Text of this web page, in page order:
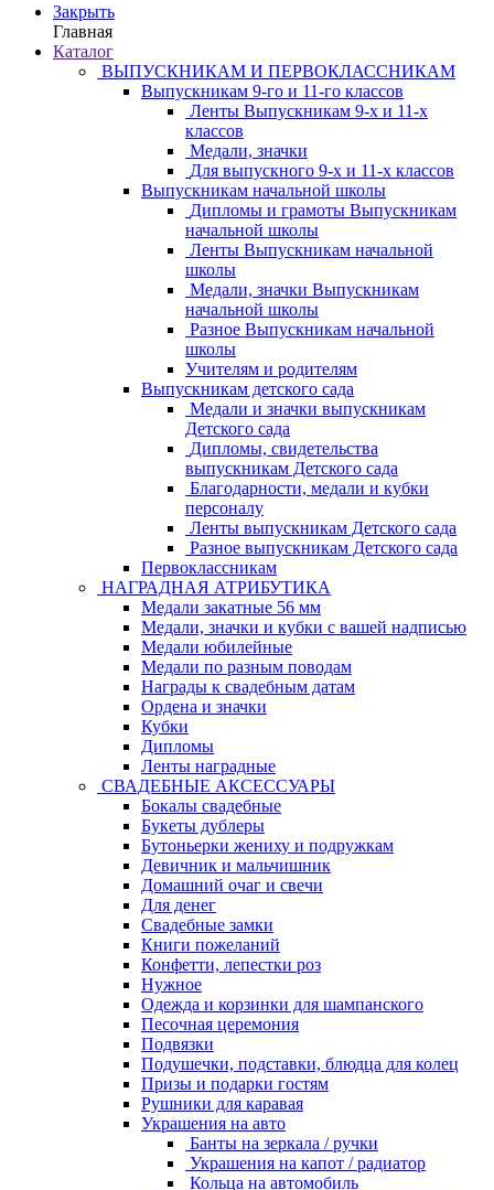
Закрыть
Главная
Каталог
ВЫПУСКНИКАМ И ПЕРВОКЛАССНИКАМ
Выпускникам 9-го и 11-го классов
Ленты Выпускникам 9-х и 11-х
классов
Медали, значки
Для выпускного 9-х и 11-х классов
Выпускникам начальной школы
Дипломы и грамоты Выпускникам
начальной школы
Ленты Выпускникам начальной
школы
Медали, значки Выпускникам
начальной школы
Разное Выпускникам начальной
школы
Учителям и родителям
Выпускникам детского сада
Медали и значки выпускникам
Детского сада
Дипломы, свидетельства
выпускникам Детского сада
Благодарности, медали и кубки
персоналу
Ленты выпускникам Детского сада
Разное выпускникам Детского сада
Первоклассникам
НАГРАДНАЯ АТРИБУТИКА
Медали закатные 56 мм
Медали, значки и кубки с вашей надписью
Медали юбилейные
Медали по разным поводам
Награды к свадебным датам
Ордена и значки
Кубки
Дипломы
Ленты наградные
СВАДЕБНЫЕ АКСЕССУАРЫ
Бокалы свадебные
Букеты дублеры
Бутоньерки жениху и подружкам
Девичник и мальчишник
Домашний очаг и свечи
Для денег
Свадебные замки
Книги пожеланий
Конфетти, лепестки роз
Нужное
Одежда и корзинки для шампанского
Песочная церемония
Подвязки
Подушечки, подставки, блюдца для колец
Призы и подарки гостям
Рушники для каравая
Украшения на авто
Банты на зеркала / ручки
Украшения на капот / радиатор
Кольца на автомобиль